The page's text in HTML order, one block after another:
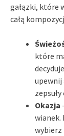
gałązki, które
całą
które
upewnij
Okazja
wianek.
wybierz